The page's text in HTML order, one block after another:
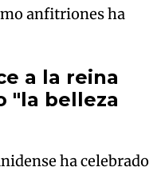
anfitriones ha
a la reina
"la belleza
ha celebrado